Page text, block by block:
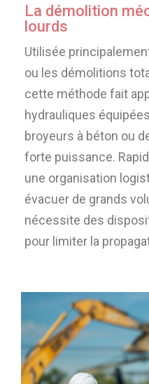
La démolition
lourds
Utilisée
ou les démolitions
cette méthode fait
hydrauliques
broyeurs à béton ou
forte puissance.
une organisation
évacuer de grands
nécessite des
pour limiter la